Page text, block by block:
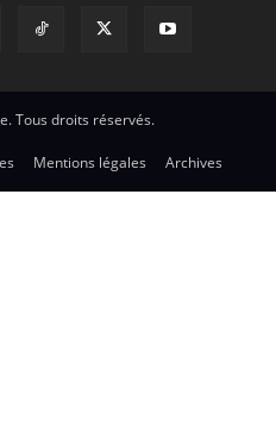
Tous droits réservés.
Mentions légales Archives